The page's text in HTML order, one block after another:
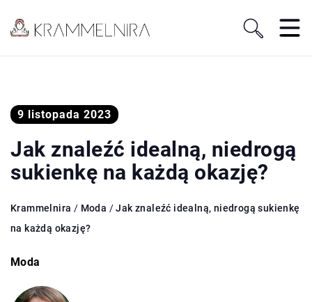
9 listopada 2023
Jak znaleźć idealną, niedrogą
sukienkę na każdą okazję?
Krammelnira / Moda /Jak znaleźć idealną, niedrogą sukienkę
na każdą okazję?
Moda